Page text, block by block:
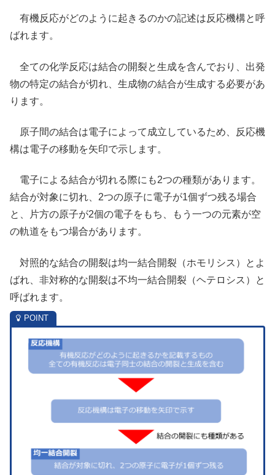
有機反応がどのように起きるのかの記述は反応機構と呼
ばれます。
全ての化学反応は結合の開裂と生成を含んでおり、出発
物の特定の結合が切れ、生成物の結合が生成する必要があ
ります。
原子間の結合は電子によって成立しているため、反応機
構は電子の移動を矢印で示します。
電子による結合が切れる際にも2つの種類があります。
結合が対象に切れ、2つの原子に電子が1個ずつ残る場合
と、片方の原子が2個の電子をもち、もう一つの元素が空
の軌道をもつ場合があります。
対照的な結合の開裂は均一結合開裂（ホモリシス）とよ
ばれ、非対称的な開裂は不均一結合開裂（ヘテロシス）と
呼ばれます。